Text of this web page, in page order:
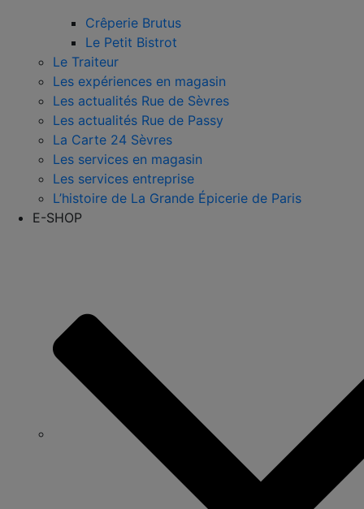
Crêperie Brutus
Le Petit Bistrot
Le Traiteur
Les expériences en magasin
Les actualités Rue de Sèvres
Les actualités Rue de Passy
La Carte 24 Sèvres
Les services en magasin
Les services entreprise
L’histoire de La Grande Épicerie de Paris
E-SHOP